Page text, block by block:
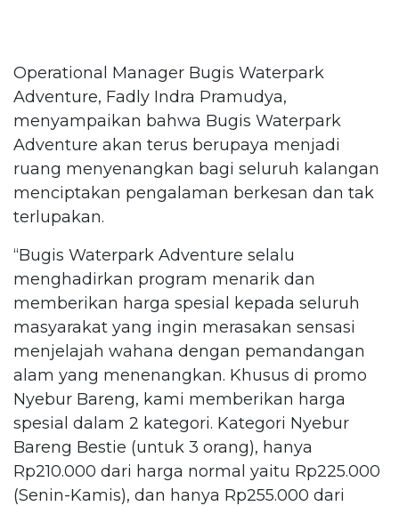
Operational Manager Bugis Waterpark
Adventure, Fadly Indra Pramudya,
menyampaikan bahwa Bugis Waterpark
Adventure akan terus berupaya menjadi
ruang menyenangkan bagi seluruh kalangan
menciptakan pengalaman berkesan dan tak
terlupakan.
“Bugis Waterpark Adventure selalu
menghadirkan program menarik dan
memberikan harga spesial kepada seluruh
masyarakat yang ingin merasakan sensasi
menjelajah wahana dengan pemandangan
alam yang menenangkan. Khusus di promo
Nyebur Bareng, kami memberikan harga
spesial dalam 2 kategori. Kategori Nyebur
Bareng Bestie (untuk 3 orang), hanya
Rp210.000 dari harga normal yaitu Rp225.000
(Senin-Kamis), dan hanya Rp255.000 dari